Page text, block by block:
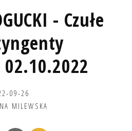
- Czułe
09-26
MILEWSKA